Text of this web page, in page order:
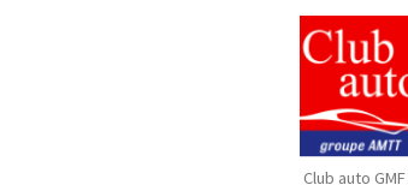
Club auto GMF